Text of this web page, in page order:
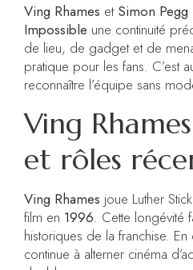
Ving Rhames et Simon Pegg
Impossible une continuité
de lieu, de gadget et de
pratique pour les fans. C’est
reconnaître l’équipe sans
Ving
et rôles
Ving Rhames joue Luther
film en 1996. Cette longévité
historiques de la franchise.
continue à alterner cinéma